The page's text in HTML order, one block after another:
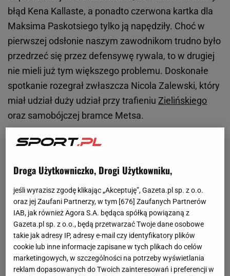
błąd Kena Kallaste, a ponadto czerwona kartka dla
Maksima Paskotsiego tylko ją napędziły. Choć w
pierwszej odsłonie naszym zawodnikom trudno było
przedrzeć się przez defensywę rywala, to w drugiej
nie mieli już tym większego problemu. Doskonałe
spotkanie rozegrał zwłaszcza Nicola Zalewski, który
miał udział duży udział przy trafieniu Zielińskiego
oraz samobójczej bramce Metsa.
Droga Użytkowniczko, Drogi Użytkowniku,
jeśli wyrazisz zgodę klikając „Akceptuję”, Gazeta.pl sp. z o.o.
oraz jej Zaufani Partnerzy, w tym [676] Zaufanych Partnerów
IAB, jak również Agora S.A. będąca spółką powiązaną z
Gazeta.pl sp. z o.o., będą przetwarzać Twoje dane osobowe
takie jak adresy IP, adresy e-mail czy identyfikatory plików
cookie lub inne informacje zapisane w tych plikach do celów
marketingowych, w szczególności na potrzeby wyświetlania
reklam dopasowanych do Twoich zainteresowań i preferencji w